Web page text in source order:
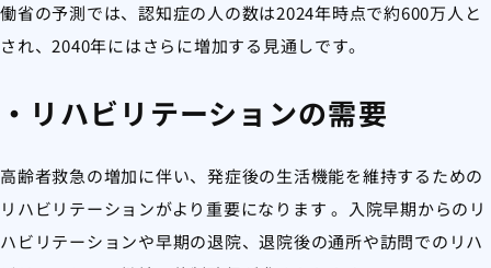
働省の予測では、認知症の人の数は2024年時点で約600万人と
され、2040年にはさらに増加する見通しです。
・リハビリテーションの需要
高齢者救急の増加に伴い、発症後の生活機能を維持するための
リハビリテーションがより重要になります 。入院早期からのリ
ハビリテーションや早期の退院、退院後の通所や訪問でのリハ